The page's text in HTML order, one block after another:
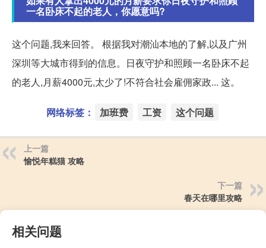
一名卧床不起的老人，你愿意吗?
这个问题,我来回答。 根据我对潮汕本地的了解,以及广州
深圳等大城市得到的信息。日夜守护和照顾一名卧床不起
的老人,月薪4000元,太少了!不符合社会雇佣家政... 这。
网络标签： 加班费 工资 这个问题
上一篇
愉悦年糕猫 攻略
下一篇
春天在哪里攻略
相关问题